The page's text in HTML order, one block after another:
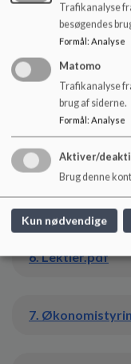
2. Opfyldelse af
3. Samarbejde
4. Trivsel.pdf
5. Reklamer og
6. Lektier.pdf
7.
Trafikanalyse
besøgendes
Formål: Analyse
Matomo
Trafikanalyse
brug af siderne.
Formål: Analyse
Aktiver/
Brug denne
Kun nødvendige